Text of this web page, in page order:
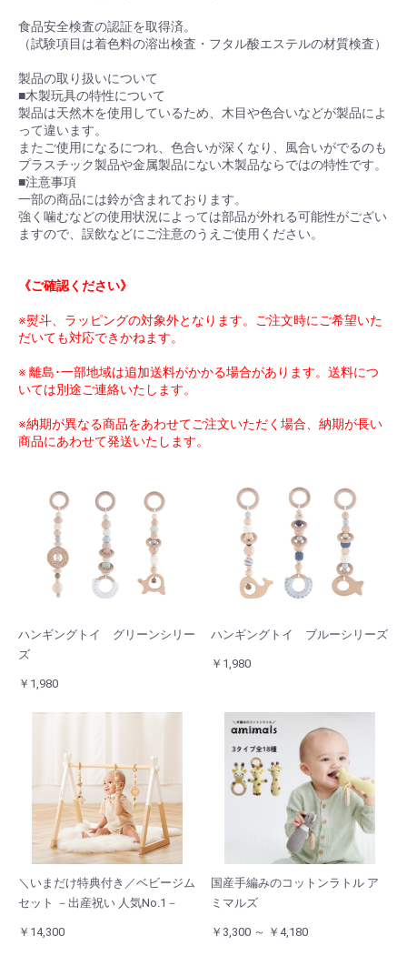
食品安全検査の認証を取得済。
（試験項目は着色料の溶出検査・フタル酸エステルの材質検査）
製品の取り扱いについて
■木製玩具の特性について
製品は天然木を使用しているため、木目や色合いなどが製品によ
って違います。
またご使用になるにつれ、色合いが深くなり、風合いがでるのも
プラスチック製品や金属製品にない木製品ならではの特性です。
■注意事項
一部の商品には鈴が含まれております。
強く噛むなどの使用状況によっては部品が外れる可能性がござい
ますので、誤飲などにご注意のうえご使用ください。
《ご確認ください》
※熨斗、ラッピングの対象外となります。ご注文時にご希望いた
だいても対応できかねます。
※ 離島･一部地域は追加送料がかかる場合があります。送料につ
いては別途ご連絡いたします。
※納期が異なる商品をあわせてご注文いただく場合、納期が長い
商品にあわせて発送いたします。
ハンギングトイ グリーンシリー
ズ
￥1,980
ハンギングトイ ブルーシリーズ
￥1,980
＼いまだけ特典付き／ベビージム
セット －出産祝い 人気No.1－
￥14,300
国産手編みのコットンラトル ア
ミマルズ
￥3,300 ～ ￥4,180